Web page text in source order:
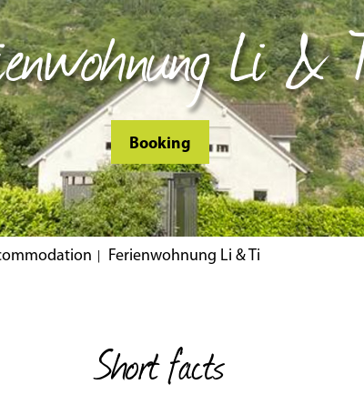
Li &
Booking
Ferienwohnung Li & Ti
Short facts